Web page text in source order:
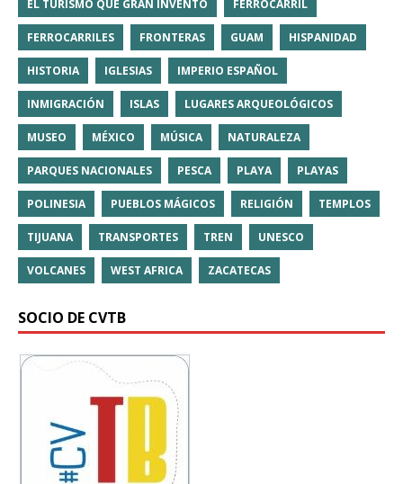
EL TURISMO QUE GRAN INVENTO FERROCARRIL
FERROCARRILES FRONTERAS GUAM HISPANIDAD
HISTORIA IGLESIAS IMPERIO ESPAÑOL
INMIGRACIÓN ISLAS LUGARES ARQUEOLÓGICOS
MUSEO MÉXICO MÚSICA NATURALEZA
PARQUES NACIONALES PESCA PLAYA PLAYAS
POLINESIA PUEBLOS MÁGICOS RELIGIÓN TEMPLOS
TIJUANA TRANSPORTES TREN UNESCO
VOLCANES WEST AFRICA ZACATECAS
SOCIO DE CVTB